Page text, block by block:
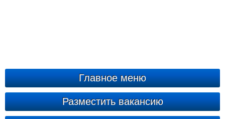
Главное меню
Разместить вакансию